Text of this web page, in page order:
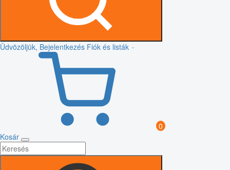
Üdvözöljük, Bejelentkezés Fiók és listák
0
Kosár